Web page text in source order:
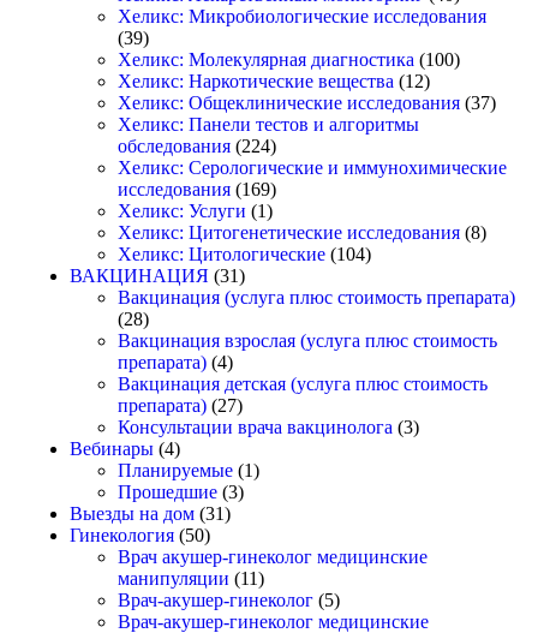
Хеликс: Микробиологические исследования
(39)
Хеликс: Молекулярная диагностика (100)
Хеликс: Наркотические вещества (12)
Хеликс: Общеклинические исследования (37)
Хеликс: Панели тестов и алгоритмы
обследования (224)
Хеликс: Серологические и иммунохимические
исследования (169)
Хеликс: Услуги (1)
Хеликс: Цитогенетические исследования (8)
Хеликс: Цитологические (104)
ВАКЦИНАЦИЯ (31)
Вакцинация (услуга плюс стоимость препарата)
(28)
Вакцинация взрослая (услуга плюс стоимость
препарата) (4)
Вакцинация детская (услуга плюс стоимость
препарата) (27)
Консультации врача вакцинолога (3)
Вебинары (4)
Планируемые (1)
Прошедшие (3)
Выезды на дом (31)
Гинекология (50)
Врач акушер-гинеколог медицинские
манипуляции (11)
Врач-акушер-гинеколог (5)
Врач-акушер-гинеколог медицинские